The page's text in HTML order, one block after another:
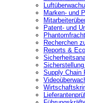
Marken- und
Patent- und
Recherchen
Reports &
Supply Chain